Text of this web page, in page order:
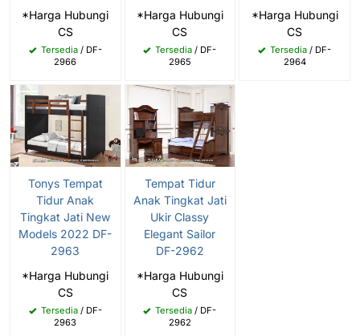
*Harga Hubungi
CS
Tersedia/ DF-
2966
*Harga Hubungi
CS
Tersedia / DF-
2965
*Harga Hubungi
CS
Tersedia / DF-
2964
Tonys Tempat
Tidur Anak
Tingkat Jati New
Models 2022 DF-
2963
*Harga Hubungi
CS
Tersedia/ DF-
2963
Tempat Tidur
Anak Tingkat Jati
Ukir Classy
Elegant Sailor
DF-2962
*Harga Hubungi
CS
Tersedia / DF-
2962